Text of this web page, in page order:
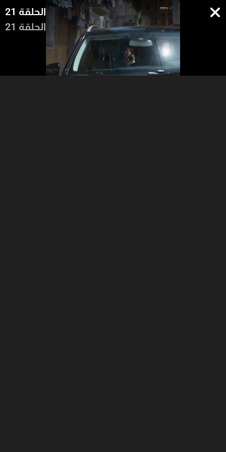
الحلقة 21
الحلقة 21